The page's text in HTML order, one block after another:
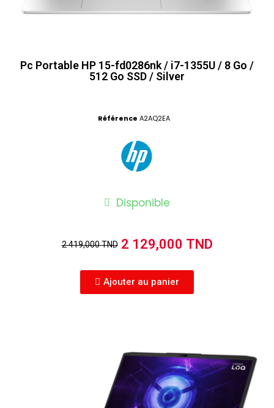
Pc Portable HP 15-fd0286nk / i7-1355U / 8 Go /
512 Go SSD / Silver
Référence A2AQ2EA
Disponible
2 419,000 TND 2 129,000 TND
Ajouter au panier